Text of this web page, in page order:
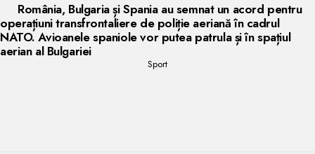
România, Bulgaria și Spania au semnat un acord pentru
operațiuni transfrontaliere de poliție aeriană în cadrul
NATO. Avioanele spaniole vor putea patrula și în spațiul
aerian al Bulgariei
Sport